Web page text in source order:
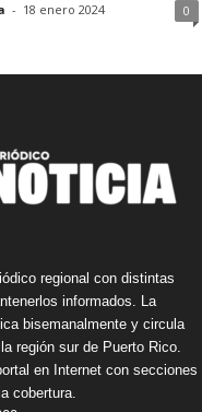
- 18 enero 2024 0
regional con distintas
informados. La
bisemanalmente y circula
región sur de Puerto Rico.
en Internet con secciones
cobertura.